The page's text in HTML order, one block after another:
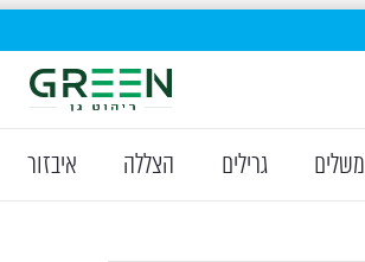
גרילים הצללה איבזור